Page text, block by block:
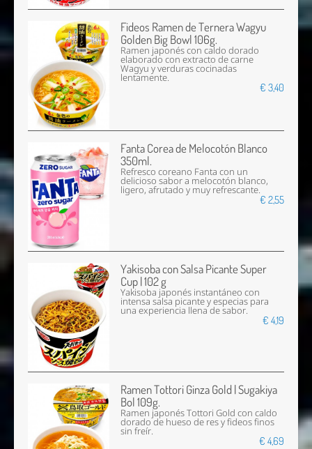
Fideos Ramen de Ternera Wagyu
Golden Big Bowl 106g.
Ramen japonés con caldo dorado
elaborado con extracto de carne
Wagyu y verduras cocinadas
lentamente.
€ 3,40
Fanta Corea de Melocotón Blanco
350ml.
Refresco coreano Fanta con un
delicioso sabor a melocotón blanco,
ligero, afrutado y muy refrescante.
€ 2,55
Yakisoba con Salsa Picante Super
Cup | 102 g
Yakisoba japonés instantáneo con
intensa salsa picante y especias para
una experiencia llena de sabor.
€ 4,19
Ramen Tottori Ginza Gold | Sugakiya
Bol 109g.
Ramen japonés Tottori Gold con caldo
dorado de hueso de res y fideos finos
sin freír.
€ 4,69